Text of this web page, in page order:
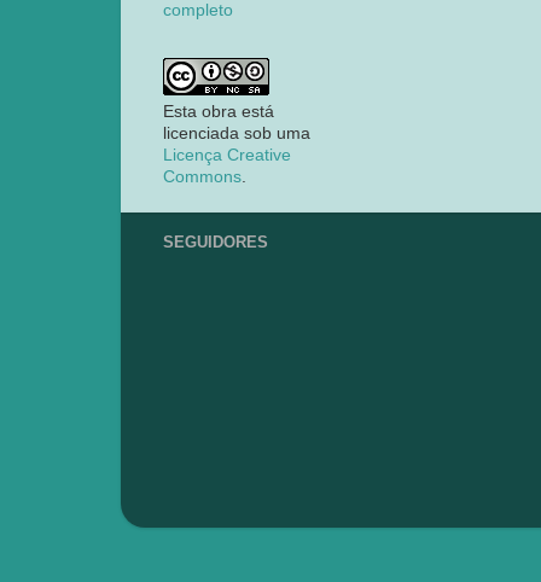
completo
Esta obra está
licenciada sob uma
Licença Creative
Commons.
SEGUIDORES